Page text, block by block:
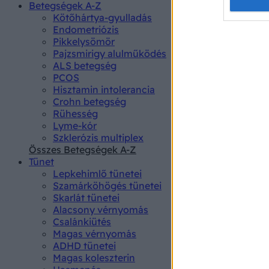
Betegségek A-Z
Kötőhártya-gyulladás
Endometriózis
Pikkelysömör
Pajzsmirigy alulműködés
ALS betegség
PCOS
Hisztamin intolerancia
Crohn betegség
Rühesség
Lyme-kór
Szklerózis multiplex
Összes Betegségek A-Z
Tünet
Lepkehimlő tünetei
Szamárköhögés tünetei
Skarlát tünetei
Alacsony vérnyomás
Csalánkiütés
Magas vérnyomás
ADHD tünetei
Magas koleszterin